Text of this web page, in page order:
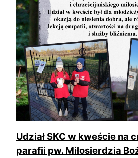
Udział SKC w kweście na
parafii pw. Miłosierdzia